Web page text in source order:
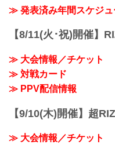
さ
-
≫ 発表済み年間スケジュ
【8/11(火･祝)開催】
≫ 大会情報／チケット
≫ 対戦カード
≫ PPV配信情報
【9/10(木)開催】超
≫ 大会情報／チケット